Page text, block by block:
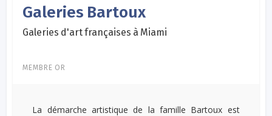
Galeries Bartoux
Galeries d'art françaises à Miami
MEMBRE OR
La démarche artistique de la famille Bartoux est